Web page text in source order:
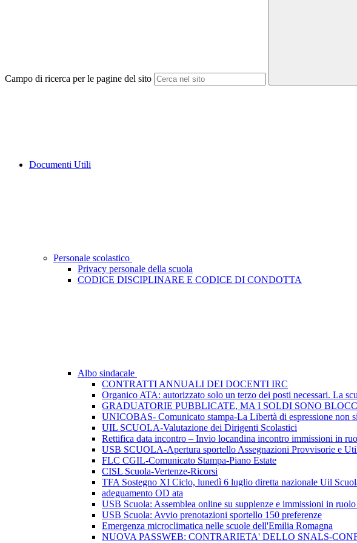
Campo di ricerca per le pagine del sito
Documenti Utili
Personale scolastico
Privacy personale della scuola
CODICE DISCIPLINARE E CODICE DI CONDOTTA
Albo sindacale
CONTRATTI ANNUALI DEI DOCENTI IRC
Organico ATA: autorizzato solo un terzo dei posti necessari. La
GRADUATORIE PUBBLICATE, MA I SOLDI SONO
UNICOBAS- Comunicato stampa-La Libertà di espressione non
UIL SCUOLA-Valutazione dei Dirigenti Scolastici
Rettifica data incontro – Invio locandina incontro immissioni in
USB SCUOLA-Apertura sportello Assegnazioni Provvisorie e
FLC CGIL-Comunicato Stampa-Piano Estate
CISL Scuola-Vertenze-Ricorsi
TFA Sostegno XI Ciclo, lunedì 6 luglio diretta nazionale Uil
adeguamento OD ata
USB Scuola: Assemblea online su supplenze e immissioni in
USB Scuola: Avvio prenotazioni sportello 150 preferenze
Emergenza microclimatica nelle scuole dell'Emilia Romagna
NUOVA PASSWEB: CONTRARIETA' DELLO SNALS-